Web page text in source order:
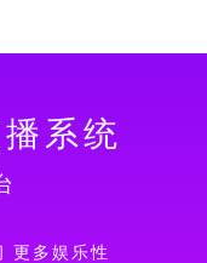
系统
更多娱乐性